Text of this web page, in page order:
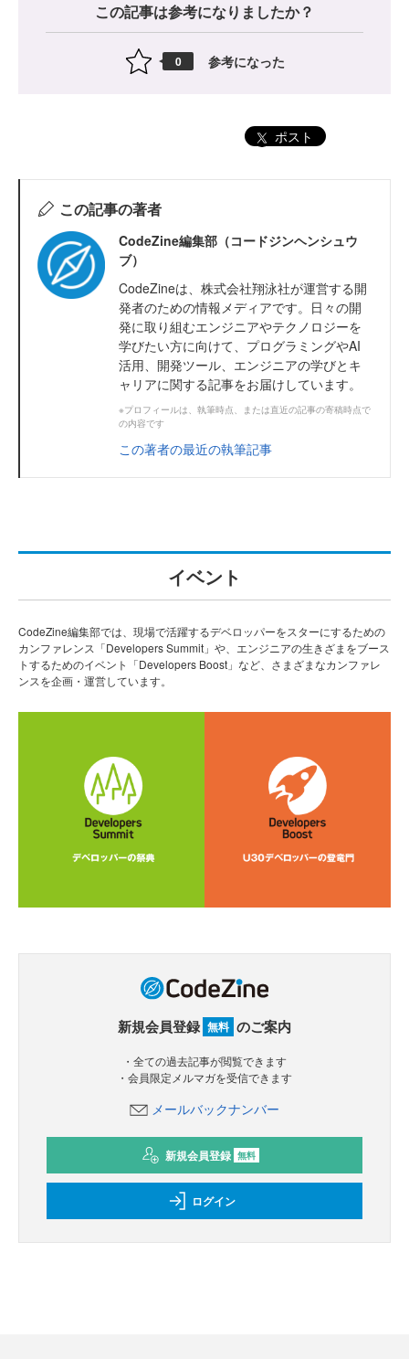
この記事は参考になりましたか？
0 参考になった
ポスト
この記事の著者
CodeZine編集部（コードジンヘンシュウ
ブ）
CodeZineは、株式会社翔泳社が運営する開
発者のための情報メディアです。日々の開
発に取り組むエンジニアやテクノロジーを
学びたい方に向けて、プログラミングやAI
活用、開発ツール、エンジニアの学びとキ
ャリアに関する記事をお届けしています。
※プロフィールは、執筆時点、または直近の記事の寄稿時点で
の内容です
この著者の最近の執筆記事
イベント
CodeZine編集部では、現場で活躍するデベロッパーをスターにするための
カンファレンス「Developers Summit」や、エンジニアの生きざまをブース
トするためのイベント「Developers Boost」など、さまざまなカンファレ
ンスを企画・運営しています。
新規会員登録 無料 のご案内
・全ての過去記事が閲覧できます
・会員限定メルマガを受信できます
メールバックナンバー
新規会員登録 無料
ログイン